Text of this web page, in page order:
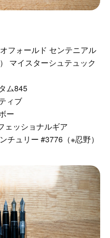
フォールド センテニアル
マイスターシュテュック
ム845
ィブ
ー
ェッショナルギア
チュリー #3776（※忍野）